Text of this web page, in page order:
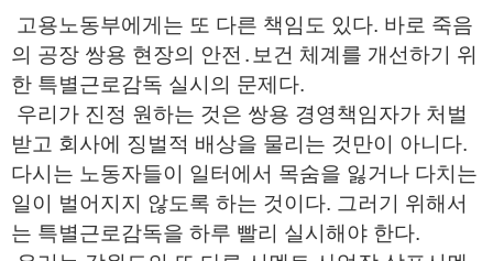
고용노동부에게는 또 다른 책임도 있다. 바로 죽음
의 공장 쌍용 현장의 안전․보건 체계를 개선하기 위
한 특별근로감독 실시의 문제다.
우리가 진정 원하는 것은 쌍용 경영책임자가 처벌
받고 회사에 징벌적 배상을 물리는 것만이 아니다.
다시는 노동자들이 일터에서 목숨을 잃거나 다치는
일이 벌어지지 않도록 하는 것이다. 그러기 위해서
는 특별근로감독을 하루 빨리 실시해야 한다.